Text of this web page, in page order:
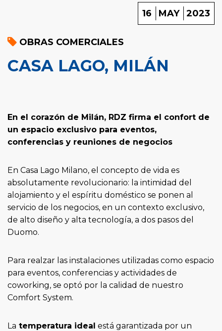
16 MAY 2023
OBRAS COMERCIALES
CASA LAGO, MILÁN
En el corazón de Milán, RDZ firma el confort de
un espacio exclusivo para eventos,
conferencias y reuniones de negocios
En Casa Lago Milano, el concepto de vida es
absolutamente revolucionario: la intimidad del
alojamiento y el espíritu doméstico se ponen al
servicio de los negocios, en un contexto exclusivo,
de alto diseño y alta tecnología, a dos pasos del
Duomo.
Para realzar las instalaciones utilizadas como espacio
para eventos, conferencias y actividades de
coworking, se optó por la calidad de nuestro
Comfort System.
La temperatura ideal está garantizada por un